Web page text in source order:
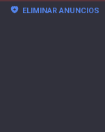
ELIMINAR ANUNCIOS